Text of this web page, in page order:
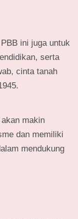
ini juga untuk
serta
cinta tanah
makin
dan memiliki
mendukung